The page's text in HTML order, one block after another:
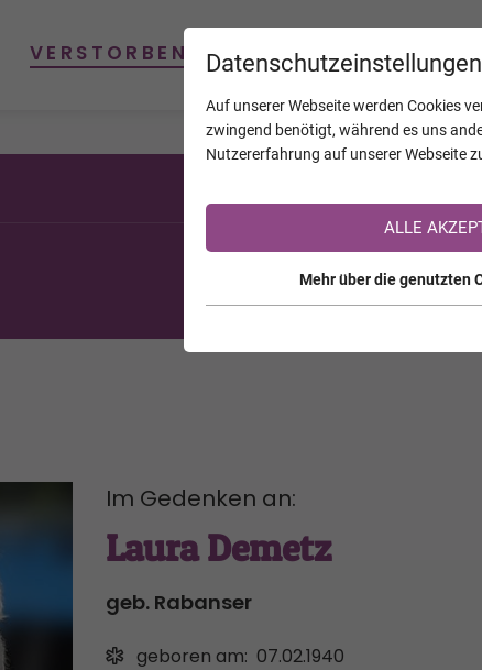
Sie sind noch nicht auf
>> zur kostenlosen
Im Gedenken an:
Laura Demetz
geb. Rabanser
geboren am: 07.02.1940
Datenschutzeinstellungen
Auf unserer Webseite werden Cookies
zwingend benötigt, während es uns
Nutzererfahrung auf unserer Webseite
ALLE
Mehr über die genutzten
VERSTORBENE KALENDER